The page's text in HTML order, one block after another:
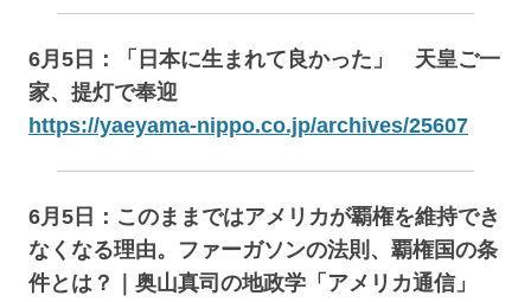
6月5日：「日本に生まれて良かった」 天皇ご一
家、提灯で奉迎
https://yaeyama-nippo.co.jp/archives/25607
6月5日：このままではアメリカが覇権を維持でき
なくなる理由。ファーガソンの法則、覇権国の条
件とは？｜奥山真司の地政学「アメリカ通信」